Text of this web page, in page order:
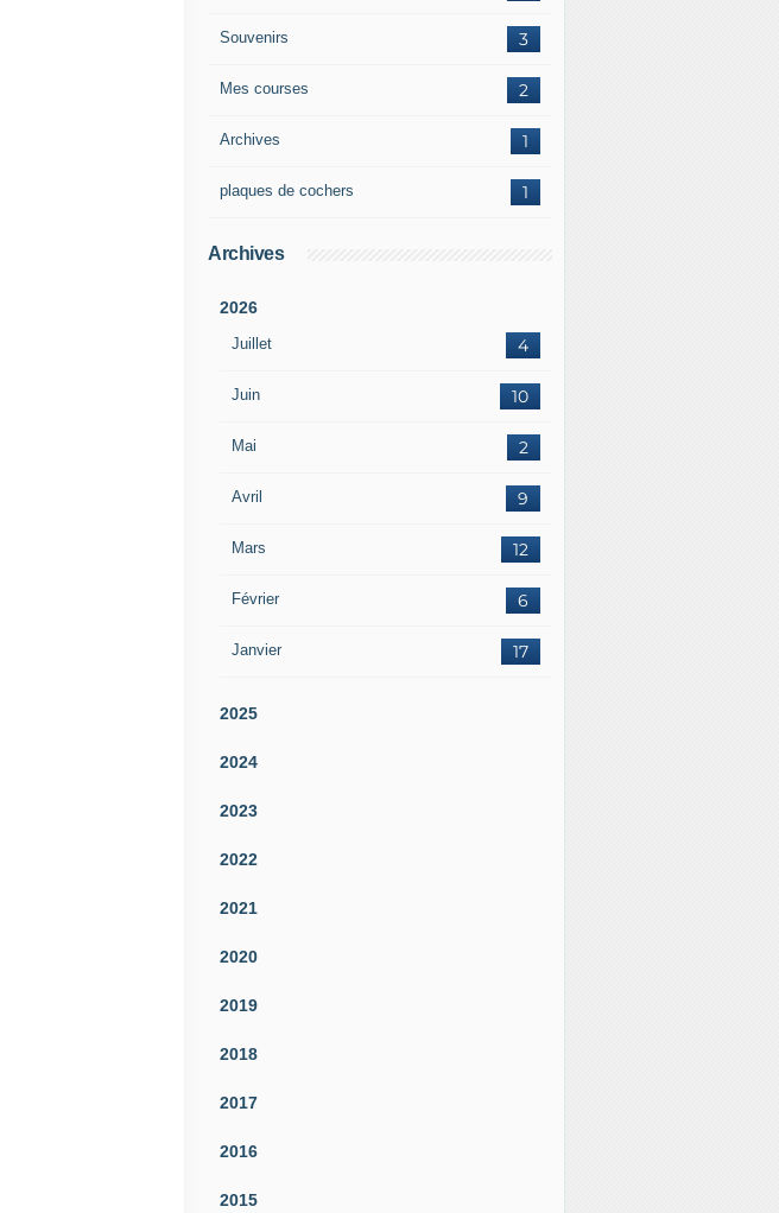
3
Souvenirs
2
Mes courses
1
Archives
1
plaques de cochers
Archives
2026
Juillet 4
Juin 10
Mai 2
Avril 9
Mars 12
Février 6
Janvier 17
2025
2024
2023
2022
2021
2020
2019
2018
2017
2016
2015